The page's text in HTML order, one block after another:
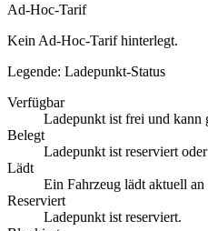
Ad-Hoc-Tarif
Kein Ad-Hoc-Tarif hinterlegt.
Legende: Ladepunkt-Status
Verfügbar
Ladepunkt ist frei und kann
Belegt
Ladepunkt ist reserviert
Lädt
Ein Fahrzeug lädt aktuell
Reserviert
Ladepunkt ist reserviert.